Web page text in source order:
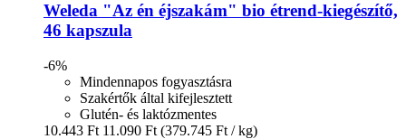
Weleda "Az én éjszakám" bio étrend-​kiegészítő,
46 kapszula
-6%
Mindennapos fogyasztásra
Szakértők által kifejlesztett
Glutén- és laktózmentes
10.443 Ft 11.090 Ft (379.745 Ft / kg)